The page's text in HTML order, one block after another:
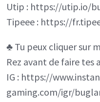
Utip : https://utip.io/
Tipeee : https://
♣️ Tu peux cliquer sur
Rez avant de faire tes
IG : https://
gaming.com/igr/